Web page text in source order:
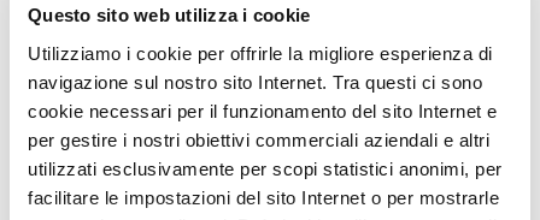
Questo sito web utilizza i cookie
Utilizziamo i cookie per offrirle la migliore esperienza di
navigazione sul nostro sito Internet. Tra questi ci sono
cookie necessari per il funzionamento del sito Internet e
per gestire i nostri obiettivi commerciali aziendali e altri
utilizzati esclusivamente per scopi statistici anonimi, per
facilitare le impostazioni del sito Internet o per mostrarle
vendite a volume rispetto al 2018. Una conferma del percorso di
rinnovamento intrapreso nel 2019 con il nuovo management al
timone dell’Azienda e il lancio del brand Filippo Berio sul mercato
italiano.